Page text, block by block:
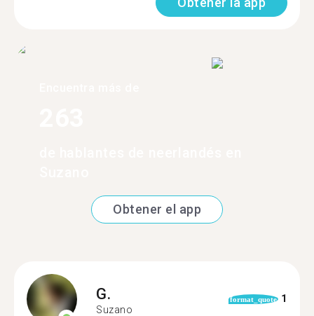
Obtener el app
G.
Suzano
format_quote 1